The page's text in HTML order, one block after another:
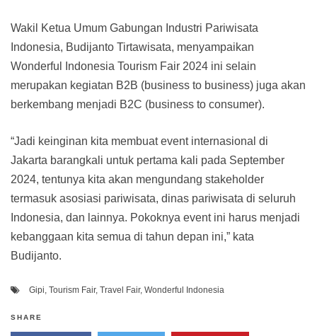
Wakil Ketua Umum Gabungan Industri Pariwisata
Indonesia, Budijanto Tirtawisata, menyampaikan
Wonderful Indonesia Tourism Fair 2024 ini selain
merupakan kegiatan B2B (business to business) juga akan
berkembang menjadi B2C (business to consumer).
“Jadi keinginan kita membuat event internasional di
Jakarta barangkali untuk pertama kali pada September
2024, tentunya kita akan mengundang stakeholder
termasuk asosiasi pariwisata, dinas pariwisata di seluruh
Indonesia, dan lainnya. Pokoknya event ini harus menjadi
kebanggaan kita semua di tahun depan ini,” kata
Budijanto.
Gipi Tourism Fair, Travel Fair, Wonderful Indonesia
SHARE